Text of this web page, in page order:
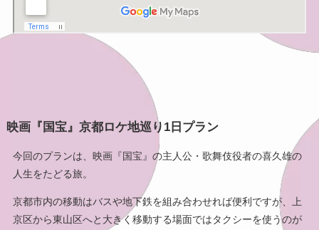
映画『国宝』京都ロケ地巡り1日プラン
今回のプランは、映画『国宝』の主人公・歌舞伎役者の喜久雄の
人生をたどる旅。
京都市内の移動はバスや地下鉄を組み合わせれば便利ですが、上
京区から東山区へと大きく移動する場面ではタクシーを使うのが